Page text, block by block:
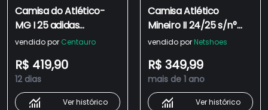
Camisa do Atlético-
MG I 25 adidas
Masculina Torcedor.
vendido por Centauro
R$ 419,90
12 dias
Ver histórico
Camisa Atlético
Mineiro II 24/25 s/n°
Torcedor Adidas
vendido por Netshoes
R$ 349,99
mais de 1 ano
Ver histórico